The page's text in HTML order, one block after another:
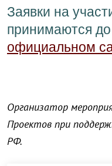
Заявки на
принимаются
официальном
Организатор
Проектов при
РФ.